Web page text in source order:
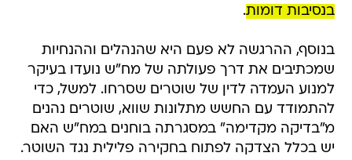
בנסיבות דומות.
בנוסף, ההרגשה לא פעם היא שהנהלים וההנחיות
שמכתיבים את דרך פעולתה של מח"ש נועדו בעיקר
למנוע העמדה לדין של שוטרים שסרחו. למשל, כדי
להתמודד עם החשש מתלונות שווא, שוטרים נהנים
מ"בדיקה מקדימה" במסגרתה בוחנים במח"ש האם
יש בכלל הצדקה לפתוח בחקירה פלילית נגד השוטר.